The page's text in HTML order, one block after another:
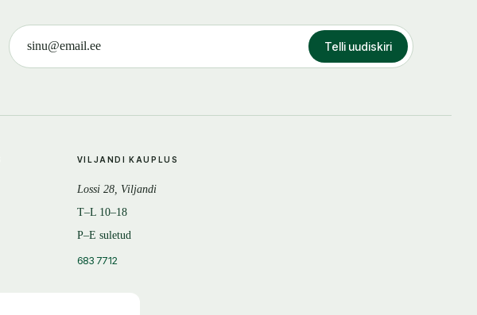
Telli uudiskiri
VILJANDI KAUPLUS
Lossi 28, Viljandi
T–L 10–18
P–E suletud
683 7712